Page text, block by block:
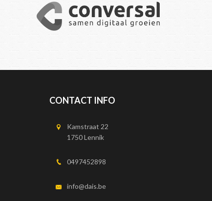
CONTACT INFO
Kamstraat 22
1750 Lennik
0497452898
info@dais.be